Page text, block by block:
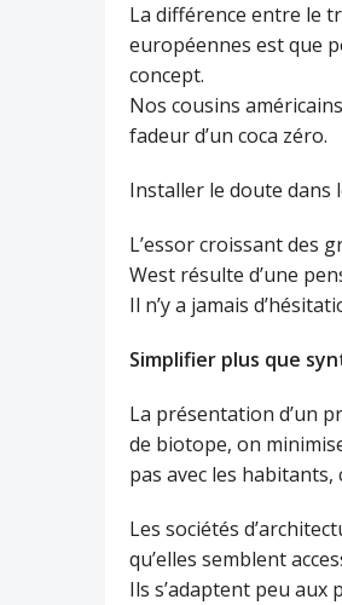
La différence entre le
européennes est que
concept.
Nos cousins
fadeur d’un coca zéro.
Installer le doute dans
L’essor croissant des
West résulte d’une
Il n’y a jamais
Simplifier plus que
La présentation d’un
de biotope, on
pas avec les
Les sociétés
qu’elles semblent
Ils s’adaptent peu